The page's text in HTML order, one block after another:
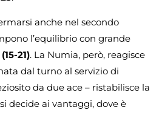
anche nel secondo
l’equilibrio con grande
(15-21). La Numia, però, reagisce
dal turno al servizio di
da due ace – ristabilisce la
decide ai vantaggi, dove è